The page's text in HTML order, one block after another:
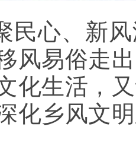
民心、新
风易俗走
化生活，
化乡风文